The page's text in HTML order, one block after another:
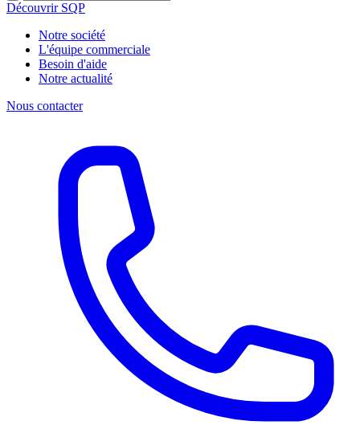
Découvrir SQP
Notre société
L'équipe commerciale
Besoin d'aide
Notre actualité
Nous contacter